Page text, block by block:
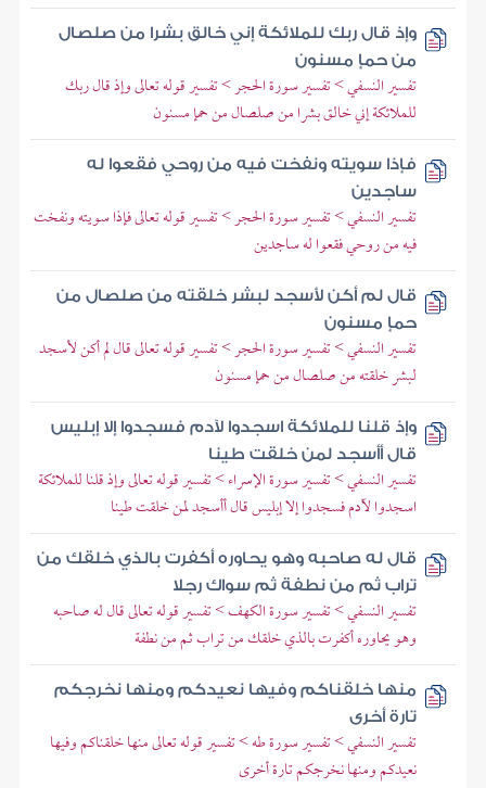
وإذ قال ربك للملائكة إني خالق بشرا من صلصال
من حمإ مسنون
تفسير النسفي > تفسير سورة الحجر > تفسير قوله تعالى وإذ قال ربك
للملائكة إني خالق بشرا من صلصال من حمإ مسنون
فإذا سويته ونفخت فيه من روحي فقعوا له
ساجدين
تفسير النسفي > تفسير سورة الحجر > تفسير قوله تعالى فإذا سويته ونفخت
فيه من روحي فقعوا له ساجدين
قال لم أكن لأسجد لبشر خلقته من صلصال من
حمإ مسنون
تفسير النسفي > تفسير سورة الحجر > تفسير قوله تعالى قال لم أكن لأسجد
لبشر خلقته من صلصال من حمإ مسنون
وإذ قلنا للملائكة اسجدوا لآدم فسجدوا إلا إبليس
قال أأسجد لمن خلقت طينا
تفسير النسفي > تفسير سورة الإسراء > تفسير قوله تعالى وإذ قلنا للملائكة
اسجدوا لآدم فسجدوا إلا إبليس قال أأسجد لمن خلقت طينا
قال له صاحبه وهو يحاوره أكفرت بالذي خلقك من
تراب ثم من نطفة ثم سواك رجلا
تفسير النسفي > تفسير سورة الكهف > تفسير قوله تعالى قال له صاحبه
وهو يحاوره أكفرت بالذي خلقك من تراب ثم من نطفة
منها خلقناكم وفيها نعيدكم ومنها نخرجكم
تارة أخرى
تفسير النسفي > تفسير سورة طه > تفسير قوله تعالى منها خلقناكم وفيها
نعيدكم ومنها نخرجكم تارة أخرى